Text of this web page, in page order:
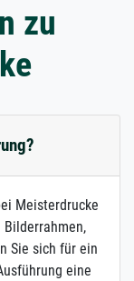
zu
Meisterdrucke
Sie sich für ein
eine